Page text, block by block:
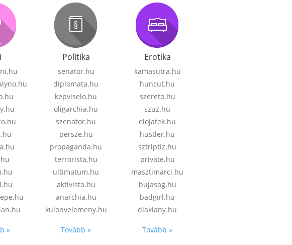
»
Politika
senator.hu
diplomata.hu
kepviselo.hu
oligarchia.hu
szenator.hu
persze.hu
propaganda.hu
terrorista.hu
ultimatum.hu
aktivista.hu
anarchia.hu
kulonvelemeny.hu
Tovább »
Erotika
kamasutra.hu
huncut.hu
szereto.hu
szuz.hu
elojatek.hu
hustler.hu
sztriptiz.hu
private.hu
masztimarci.hu
bujasag.hu
badgirl.hu
diaklany.hu
Tovább »